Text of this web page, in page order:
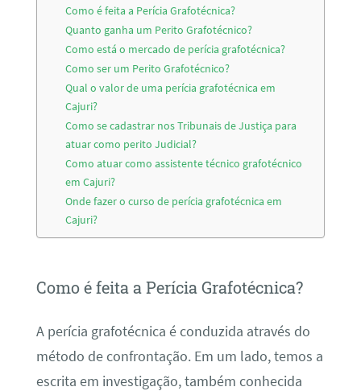
Como é feita a Perícia Grafotécnica?
Quanto ganha um Perito Grafotécnico?
Como está o mercado de perícia grafotécnica?
Como ser um Perito Grafotécnico?
Qual o valor de uma perícia grafotécnica em
Cajuri?
Como se cadastrar nos Tribunais de Justiça para
atuar como perito Judicial?
Como atuar como assistente técnico grafotécnico
em Cajuri?
Onde fazer o curso de perícia grafotécnica em
Cajuri?
Como é feita a Perícia Grafotécnica?
A perícia grafotécnica é conduzida através do
método de confrontação. Em um lado, temos a
escrita em investigação, também conhecida